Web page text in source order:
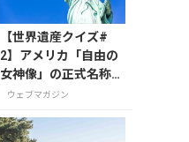
【世界遺産クイズ#
2】アメリカ「自由の
女神像」の正式名称
は？
ウェブマガジン